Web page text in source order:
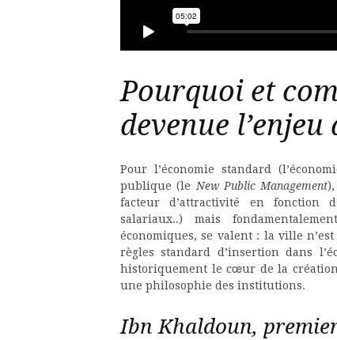
Pourquoi et
devenue
Pour l’économie standard
publique (leNew Public Management
facteur d’attractivité en fonction
salariaux..) mais
économiques, se valent : la ville
règles standard d’insertion dans
historiquement le cœur de la
une philosophie des institutions.
Ibn Khaldoun,